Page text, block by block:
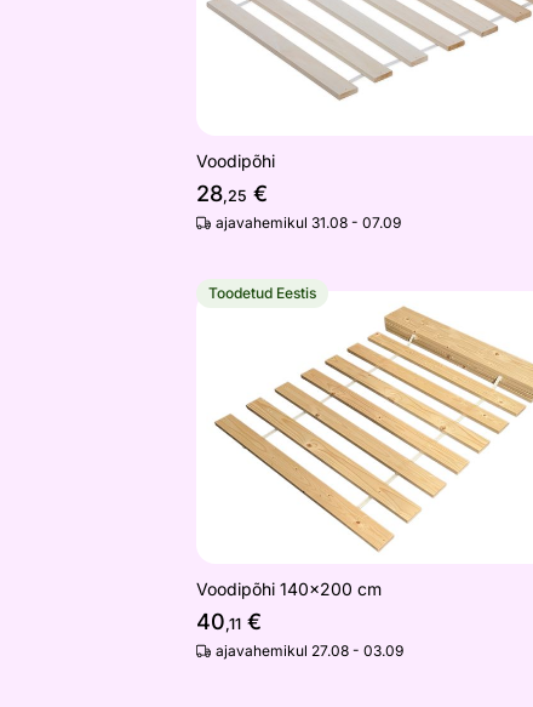
Voodipõhi
28,25 €
ajavahemikul 31.08 - 07.09
Voodipõhi 140x200 cm
Otsi sarnaseid
Toodetud Eestis
Voodipõhi 140x200 cm
40,11 €
ajavahemikul 27.08 - 03.09